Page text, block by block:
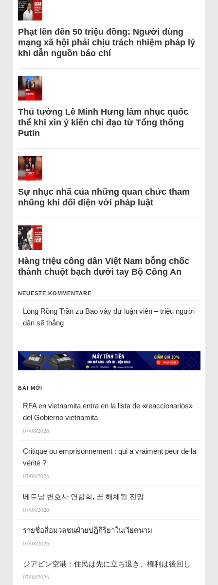
Phạt lên đến 50 triệu đồng: Người dùng
mạng xã hội phải chịu trách nhiệm pháp lý
khi dẫn nguồn báo chí
Thủ tướng Lê Minh Hưng làm nhục quốc
thể khi xin ý kiến chỉ đạo từ Tổng thống
Putin
Sự nhục nhã của những quan chức tham
nhũng khi đối diện với pháp luật
Hàng triệu công dân Việt Nam bỗng chốc
thành chuột bạch dưới tay Bộ Công An
NEUESTE KOMMENTARE
Long Rồng Trầnzu Bao vây dư luận viên – triệu người
dân sẽ thắng
BÀI MỚI
RFA en vietnamita entra en la lista de «reaccionarios»
del Gobierno vietnamita
07/08/2026
Critique ou emprisonnement : qui a vraiment peur de la
vérité ?
07/08/2026
베트남 변호사 연합회, 곧 해체될 전망
07/08/2026
รายชื่อสื่อมวลชนฝ่ายปฏิกิริยาในเวียดนาม
07/08/2026
ジアビン空港：住民は先に立ち退き、権利は後回し
07/08/2026